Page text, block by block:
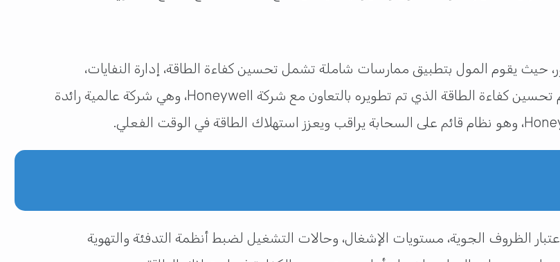
حيث يقوم المول بتطبيق ممارسات شاملة تشمل تحسين كفاءة الطاقة، إدارة النفايات،
ومبادرات خالية من البلاستيك. من أبرز هذه الجهود هو نظام تحسين كفاءة الطاقة الذي تم تطويره بالتعاون مع شركة Honeywell، وهي شركة عالمية رائدة
الظروف الجوية، مستويات الإشغال، وحالات التشغيل لضبط أنظمة التدفئة والتهوية